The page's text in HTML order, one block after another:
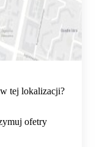
tej lokalizacji?
ofetry